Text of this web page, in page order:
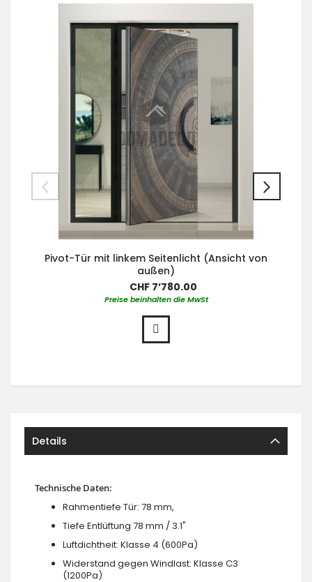
Pivot-Tür mit linkem Seitenlicht (Ansicht von
außen)
CHF 7’780.00
Preise beinhalten die MwSt
Details